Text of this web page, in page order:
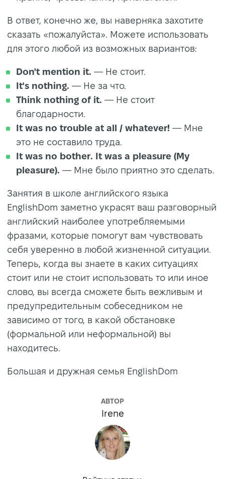
В ответ, конечно же, вы наверняка захотите
сказать «пожалуйста». Можете использовать
для этого любой из возможных вариантов:
Don't mention it. — Не стоит.
It's nothing. — Не за что.
Think nothing of it. — Не стоит
благодарности.
It was no trouble at all / whatever! — Мне
это не составило труда.
It was no bother. It was a pleasure (My
pleasure). — Мне было приятно это сделать.
Занятия в школе английского языка
EnglishDom заметно украсят ваш разговорный
английский наиболее употребляемыми
фразами, которые помогут вам чувствовать
себя уверенно в любой жизненной ситуации.
Теперь, когда вы знаете в каких ситуациях
стоит или не стоит использовать то или иное
слово, вы всегда сможете быть вежливым и
предупредительным собеседником не
зависимо от того, в какой обстановке
(формальной или неформальной) вы
находитесь.
Большая и дружная семья EnglishDom
АВТОР
Irene